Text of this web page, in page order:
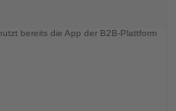
bereits die App der B2B-Plattform